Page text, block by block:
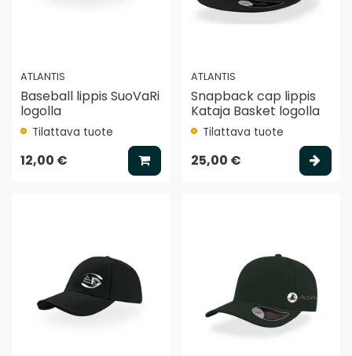
ATLANTIS
Baseball lippis SuoVaRi
logolla
Tilattava tuote
12,00 € Lisää koriin
ATLANTIS
Snapback cap lippis
Kataja Basket logolla
Tilattava tuote
25,00 €